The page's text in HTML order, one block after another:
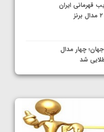
قهرمانی ایران
چهار مدال
شد